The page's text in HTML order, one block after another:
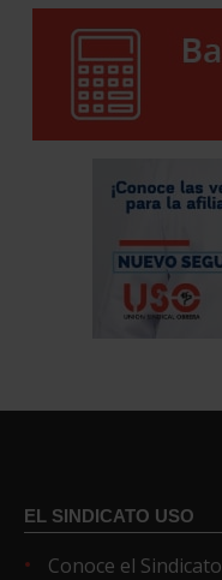
EL SINDICATO USO
Conoce el Sindicato